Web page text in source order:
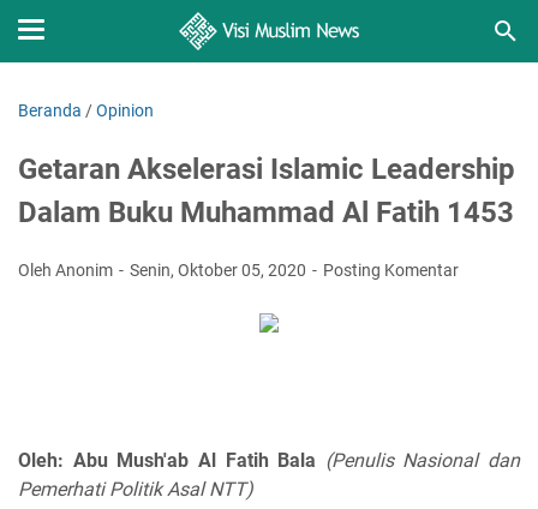
Beranda /Opinion
Getaran Akselerasi Islamic Leadership
Dalam Buku Muhammad Al Fatih 1453
Oleh Anonim Senin, Oktober 05, 2020 Posting Komentar
Oleh: Abu Mush'ab Al Fatih Bala (Penulis Nasional dan
Pemerhati Politik Asal NTT)